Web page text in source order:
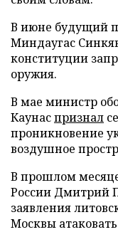
В июне будущий
Миндаугас
конституции
оружия.
В мае министр
Каунаспризнал
проникновение
воздушное
В прошлом
России Дмитрий
заявления
Москвы